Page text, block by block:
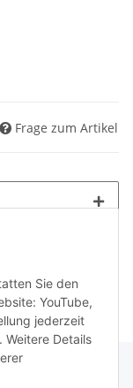
Sie den
YouTube,
jederzeit
Details
Frage zum Artikel